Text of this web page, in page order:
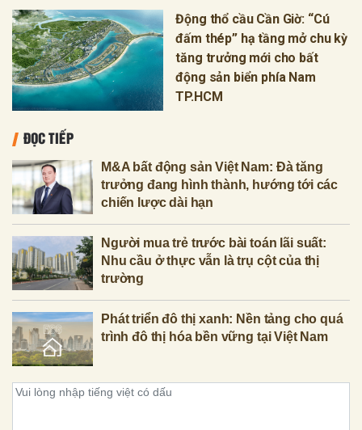
Động thổ cầu Cần Giờ: “Cú
đấm thép” hạ tầng mở chu kỳ
tăng trưởng mới cho bất
động sản biển phía Nam
TP.HCM
ĐỌC TIẾP
M&A bất động sản Việt Nam: Đà tăng
trưởng đang hình thành, hướng tới các
chiến lược dài hạn
Người mua trẻ trước bài toán lãi suất:
Nhu cầu ở thực vẫn là trụ cột của thị
trường
Phát triển đô thị xanh: Nền tảng cho quá
trình đô thị hóa bền vững tại Việt Nam